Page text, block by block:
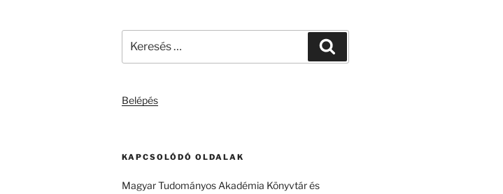
következő
Belépés
KAPCSOLÓDÓ OLDALAK
Magyar Tudományos Akadémia Könyvtár és